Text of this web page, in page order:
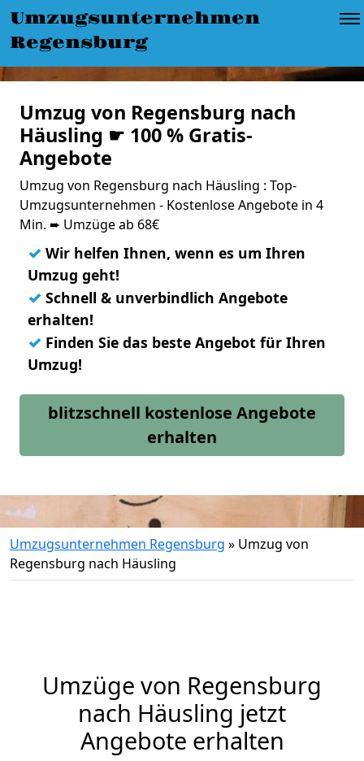
Umzugsunternehmen
Regensburg
Umzug von Regensburg nach
Häusling ☛ 100 % Gratis-
Angebote
Umzug von Regensburg nach Häusling : Top-
Umzugsunternehmen - Kostenlose Angebote in 4
Min. ➨ Umzüge ab 68€
✓ Wir helfen Ihnen, wenn es um Ihren
Umzug geht!
✓ Schnell & unverbindlich Angebote
erhalten!
✓ Finden Sie das beste Angebot für Ihren
Umzug!
blitzschnell kostenlose Angebote
erhalten
Umzugsunternehmen Regensburg » Umzug von
Regensburg nach Häusling
Umzüge von Regensburg
nach Häusling jetzt
Angebote erhalten